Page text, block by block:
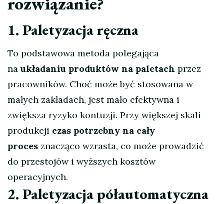
1. Paletyzacja ręczna
To podstawowa metoda polegająca
naukładaniu produktów na paletach przez
pracowników. Choć może być stosowana w
małych zakładach, jest mało efektywna i
zwiększa ryzyko kontuzji. Przy większej skali
produkcji czas potrzebny na cały
proces znacząco wzrasta, co może prowadzić
do przestojów i wyższych kosztów
operacyjnych.
2. Paletyzacja półautomatyczna